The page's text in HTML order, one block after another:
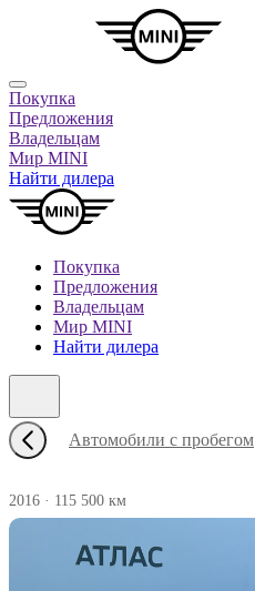
Покупка
Предложения
Владельцам
Мир MINI
Найти дилера
Покупка
Предложения
Владельцам
Мир MINI
Найти дилера
Автомобили с пробегом
2016 · 115 500 км